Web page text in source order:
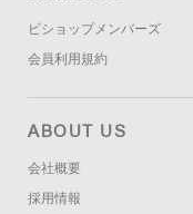
ビショップメンバーズ
会員利用規約
ABOUT US
会社概要
採用情報